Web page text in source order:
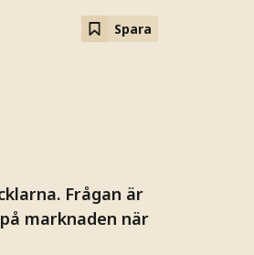
Spara
Frågan är
marknaden när